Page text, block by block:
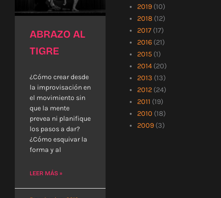
2019(10)
2018 (12)
2017(17)
2016(21)
2015(1)
2014(20)
2013 (13)
2012(24)
2011 (19)
2010 (18)
2009(3)
ABRAZO AL
TIGRE
¿Cómo crear desde
la improvisación en
el movimiento sin
que la mente
prevea ni planifique
los pasos a dar?
¿Cómo esquivar la
forma y al
LEER MÁS »